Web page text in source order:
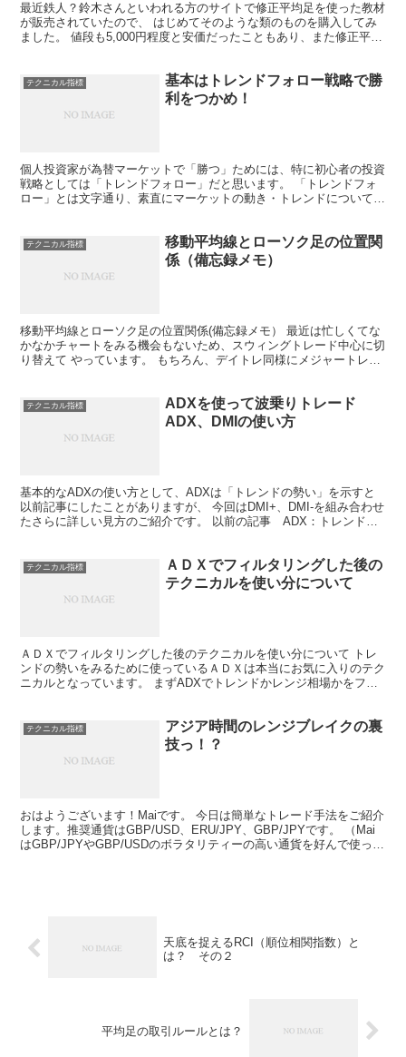
最近鉄人？鈴木さんといわれる方のサイトで修正平均足を使った教材
が販売されていたので、 はじめてそのような類のものを購入してみ
ました。 値段も5,000円程度と安価だったこともあり、また修正平均
テクニカル指標
基本はトレンドフォロー戦略で勝
利をつかめ！
個人投資家が為替マーケットで「勝つ」ためには、特に初心者の投資
戦略としては「トレンドフォロー」だと思います。 「トレンドフォ
ロー」とは文字通り、素直にマーケットの動き・トレンドについてい
テクニカル指標
移動平均線とローソク足の位置関
係（備忘録メモ）
移動平均線とローソク足の位置関係(備忘録メモ） 最近は忙しくてな
かなかチャートをみる機会もないため、スウィングトレード中心に切
り替えて やっています。 もちろん、デイトレ同様にメジャートレン
テクニカル指標
ADXを使って波乗りトレード
ADX、DMIの使い方
基本的なADXの使い方として、ADXは「トレンドの勢い」を示すと
以前記事にしたことがありますが、 今回はDMI+、DMI-を組み合わせ
たさらに詳しい見方のご紹介です。 以前の記事 ADX：トレンドか
テクニカル指標
ＡＤＸでフィルタリングした後の
テクニカルを使い分について
ＡＤＸでフィルタリングした後のテクニカルを使い分について トレ
ンドの勢いをみるために使っているＡＤＸは本当にお気に入りのテク
ニカルとなっています。 まずADXでトレンドかレンジ相場かをフィ
テクニカル指標
アジア時間のレンジブレイクの裏
技っ！？
おはようございます！Maiです。 今日は簡単なトレード手法をご紹介
します。推奨通貨はGBP/USD、ERU/JPY、GBP/JPYです。 （Mai
はGBP/JPYやGBP/USDのボラタリティーの高い通貨を好んで使って
天底を捉えるRCI（順位相関指数）と
は？ その２
平均足の取引ルールとは？